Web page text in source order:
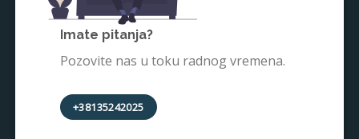
Imate pitanja?
Pozovite nas u toku radnog vremena.
+38135242025